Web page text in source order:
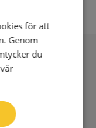
för att
Genom
du